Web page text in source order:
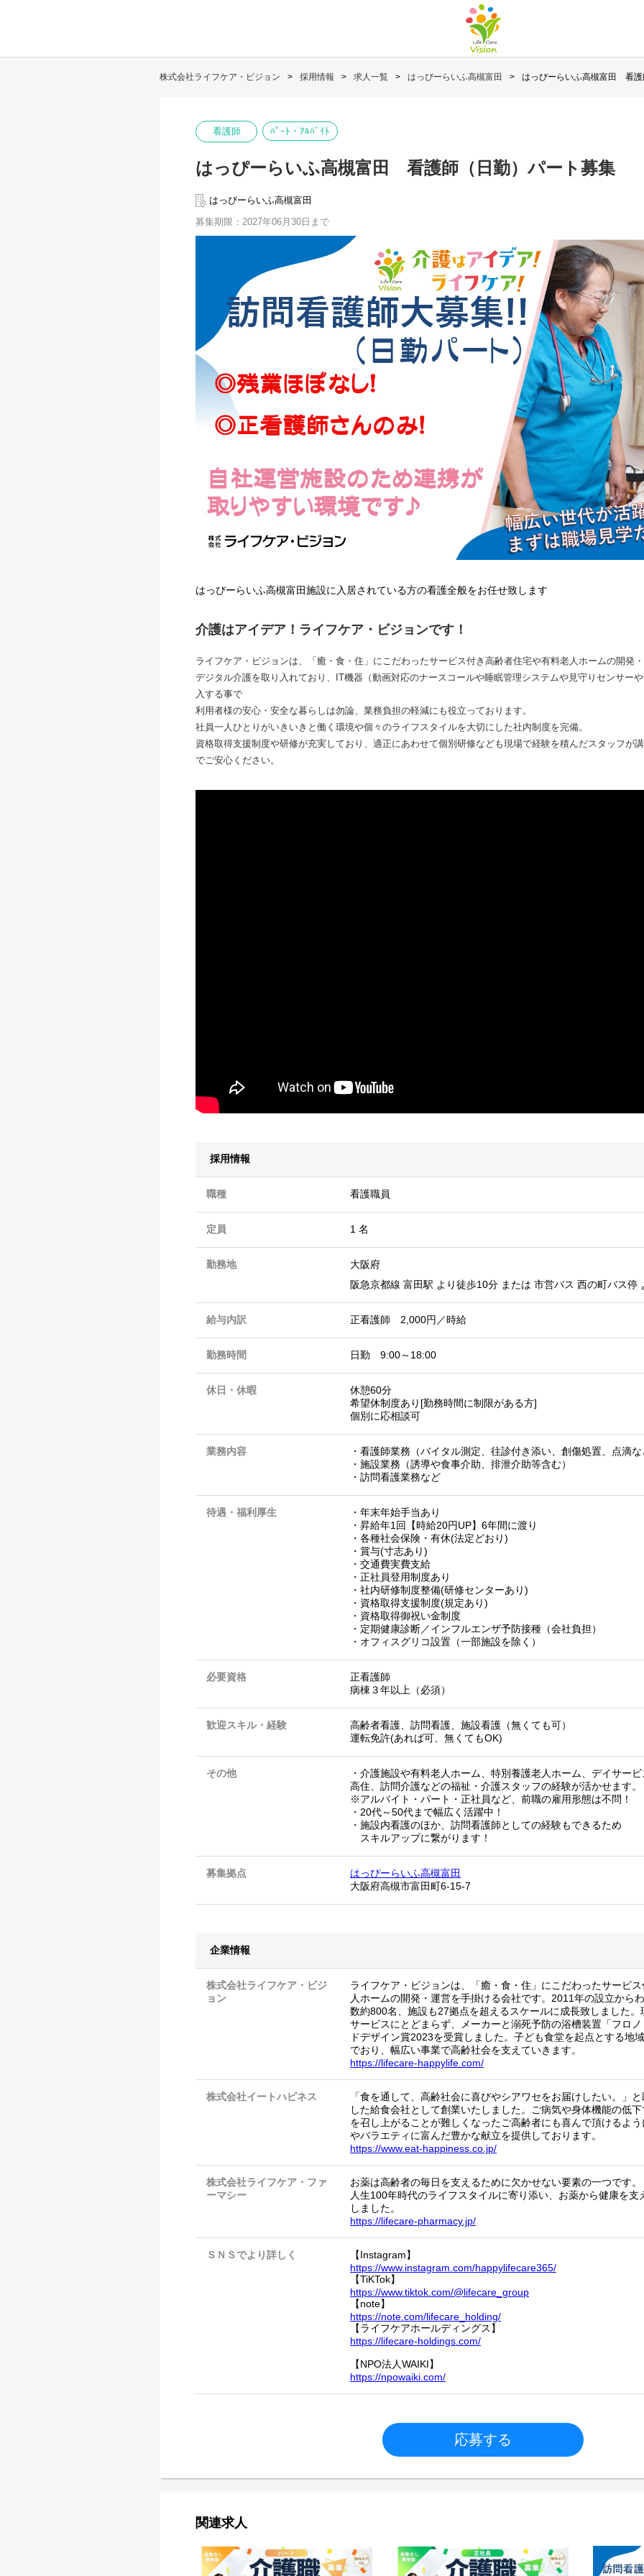
株式会社ライフケア・ビジョン 採用情報 求人一覧 はっぴーらいふ高槻富田 はっぴーらいふ高槻富田 看護
看護師 ﾊﾟｰﾄ・ｱﾙﾊﾞｲﾄ
はっぴーらいふ高槻富田 看護師（日勤）パート募集
はっぴーらいふ高槻富田
募集期限：2027年06月30日まで
はっぴーらいふ高槻富田施設に入居されている方の看護全般をお任せ致します
介護はアイデア！ライフケア・ビジョンです！
ライフケア・ビジョンは、「癒・食・住」にこだわったサービス付き高齢者住宅や有料老人ホームの開発
デジタル介護を取り入れており、IT機器（動画対応のナースコールや睡眠管理システムや見守りセンサー
入する事で
利用者様の安心・安全な暮らしは勿論、業務負担の軽減にも役立っております。
社員一人ひとりがいきいきと働く環境や個々のライフスタイルを大切にした社内制度を完備。
資格取得支援制度や研修が充実しており、適正にあわせて個別研修なども現場で経験を積んだスタッフが
でご安心ください。
採用情報
職種 看護職員
定員 1 名
勤務地
大阪府
阪急京都線 富田駅 より徒歩10分 または 市営バス 西の町バス停
給与内訳 正看護師 2,000円／時給
勤務時間 日勤 9:00～18:00
休日・休暇
休憩60分
希望休制度あり[勤務時間に制限がある方]
個別に応相談可
業務内容
・看護師業務（バイタル測定、往診付き添い、創傷処置、点滴
・施設業務（誘導や食事介助、排泄介助等含む）
・訪問看護業務など
待遇・福利厚生
・年末年始手当あり
・昇給年1回【時給20円UP】6年間に渡り
・各種社会保険・有休(法定どおり)
・賞与(寸志あり)
・交通費実費支給
・正社員登用制度あり
・社内研修制度整備(研修センターあり)
・資格取得支援制度(規定あり)
・資格取得御祝い金制度
・定期健康診断／インフルエンザ予防接種（会社負担）
・オフィスグリコ設置（一部施設を除く）
必要資格
正看護師
病棟３年以上（必須）
歓迎スキル・経験
高齢者看護、訪問看護、施設看護（無くても可）
運転免許(あれば可、無くてもOK)
その他
・介護施設や有料老人ホーム、特別養護老人ホーム、デイサー
高住、訪問介護などの福祉・介護スタッフの経験が活かせます。
※アルバイト・パート・正社員など、前職の雇用形態は不問！
・20代～50代まで幅広く活躍中！
・施設内看護のほか、訪問看護師としての経験もできるため
スキルアップに繋がります！
募集拠点
はっぴーらいふ高槻富田
大阪府高槻市富田町6-15-7
企業情報
株式会社ライフケア・ビジ
ョン
ライフケア・ビジョンは、「癒・食・住」にこだわったサービ
人ホームの開発・運営を手掛ける会社です。2011年の設立から
数約800名、施設も27拠点を超えるスケールに成長致しました
サービスにとどまらず、メーカーと溺死予防の浴槽装置「フロ
ドデザイン賞2023を受賞しました。子ども食堂を起点とする地
でおり、幅広い事業で高齢社会を支えていきます。
https://lifecare-happylife.com/
株式会社イートハピネス
「食を通して、高齢社会に喜びやシアワセをお届けしたい。」
した給食会社として創業いたしました。ご病気や身体機能の低
を召し上がることが難しくなったご高齢者にも喜んで頂けるよ
やバラエティに富んだ豊かな献立を提供しております。
https://www.eat-happiness.co.jp/
株式会社ライフケア・ファ
ーマシー
お薬は高齢者の毎日を支えるために欠かせない要素の一つです。
人生100年時代のライフスタイルに寄り添い、お薬から健康を支
しました。
https://lifecare-pharmacy.jp/
ＳＮＳでより詳しく
【Instagram】
https://www.instagram.com/happylifecare365/
【TiKTok】
https://www.tiktok.com/@lifecare_group
【note】
https://note.com/lifecare_holding/
【ライフケアホールディングス】
https://lifecare-holdings.com/
【NPO法人WAIKI】
https://npowaiki.com/
応募する
関連求人